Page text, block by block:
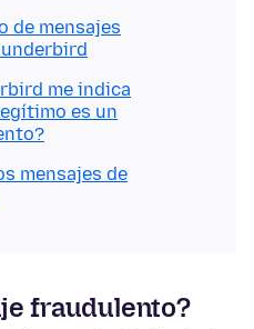
de mensajes
me indica
es un
mensajes de
fraudulento?